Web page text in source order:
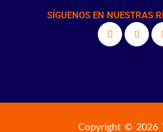
SÍGUENOS EN NUESTRAS
Copyright © 2026